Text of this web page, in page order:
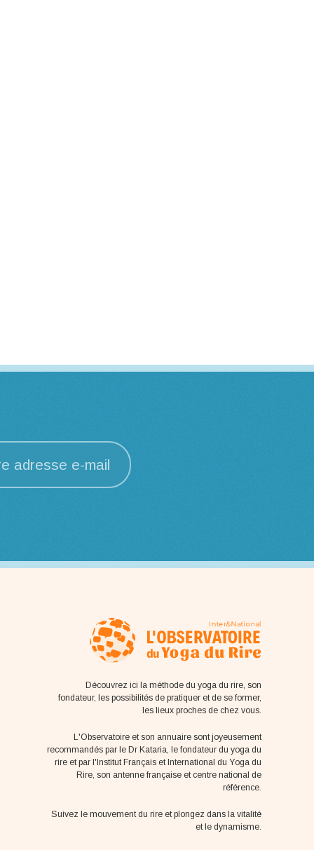
adresse e-mail
Découvrez ici la méthode du yoga du rire, son
fondateur, les possibilités de pratiquer et de se former,
les lieux proches de chez vous.
L'Observatoire et son annuaire sont joyeusement
recommandés par le Dr Kataria, le fondateur du yoga du
rire et par l'Institut Français et International du Yoga du
Rire, son antenne française et centre national de
référence.
Suivez le mouvement du rire et plongez dans la vitalité
et le dynamisme.